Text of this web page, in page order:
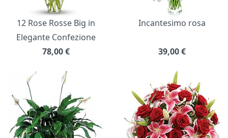
12 Rose Rosse Big in
Elegante Confezione
78,00€
Incantesimo rosa
39,00€